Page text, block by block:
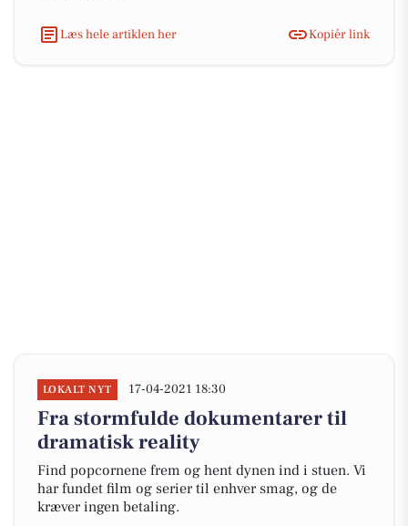
Læs hele artiklen her Kopiér link
LOKALT NYT 17-04-2021 18:30
Fra stormfulde dokumentarer til
dramatisk reality
Find popcornene frem og hent dynen ind i stuen. Vi
har fundet film og serier til enhver smag, og de
kræver ingen betaling.